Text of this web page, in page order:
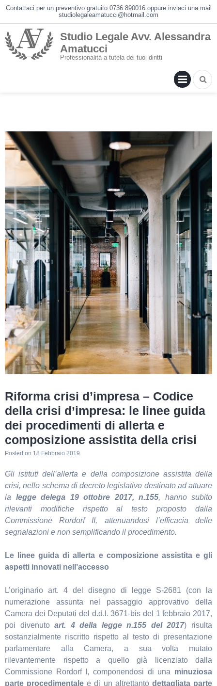
Skip
content
Contattaci per un preventivo gratuito 0736 890016 oppure inviaci una mail
studiolegaleamatucci@hotmail.com
Studio Legale Avv. Alessandra
Amatucci
Professionalità a tutela dei tuoi diritti
Riforma crisi d’impresa – Codice
della crisi d’impresa: le linee guida
dei procedimenti di allerta e
composizione assistita della crisi
Posted on 18 Febbraio 2019
Gli istituti dell’allerta e della composizione assistita della
crisi, nello schema di decreto legislativo destinato ad attuare
la legge delega 19 ottobre 2017, n.155, hanno subito
rilevanti modifiche rispetto al testo proposto dalla
Commissione Rordorf II, attenuandosi l’efficacia delle
segnalazioni e non semplificando il procedimento.
Le linee guida di allerta e composizione assistita e gli
aspetti innovati nell’accesso
L’originario art. 4 del disegno di legge S-2681 (con la
numerazione assunta nel passaggio approvativo della
Camera dei Deputati del d.d.l. 3671-bis del 1 febbraio 2017,
poi divenutoart. 4 della legge n.155 del 2017) risulta
sostanzialmente riscritto rispetto al testo di presentazione
parlamentare alla Camera, a sua volta mutato
rilevantemente rispetto a quello già licenziato dalla
Commissione Rordorf I, componendosi di una minuziosa
parte procedimentale e di un altrettanto dettagliata parte